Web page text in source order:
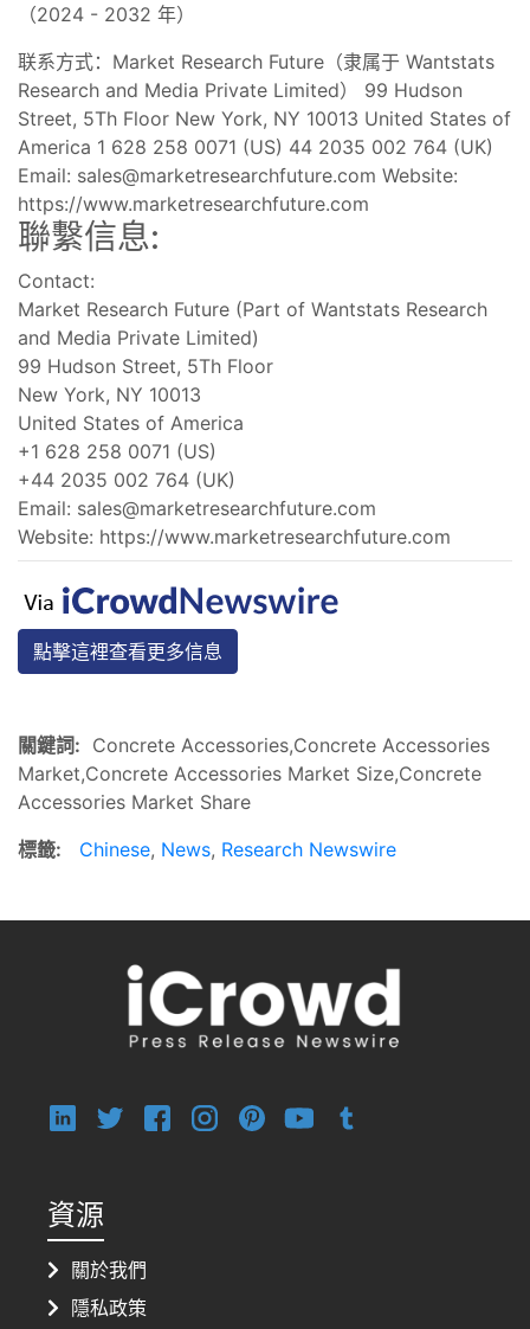
（2024 - 2032 年）
联系方式：Market Research Future（隶属于 Wantstats
Research and Media Private Limited） 99 Hudson
Street, 5Th Floor New York, NY 10013 United States of
America 1 628 258 0071 (US) 44 2035 002 764 (UK)
Email: sales@marketresearchfuture.com Website:
https://www.marketresearchfuture.com
聯繫信息:
Contact:
Market Research Future (Part of Wantstats Research
and Media Private Limited)
99 Hudson Street, 5Th Floor
New York, NY 10013
United States of America
+1 628 258 0071 (US)
+44 2035 002 764 (UK)
Email: sales@marketresearchfuture.com
Website: https://www.marketresearchfuture.com
點擊這裡查看更多信息
關鍵詞: Concrete Accessories,Concrete Accessories
Market,Concrete Accessories Market Size,Concrete
Accessories Market Share
標籤:
Chinese, News, Research Newswire
資源
關於我們
隱私政策